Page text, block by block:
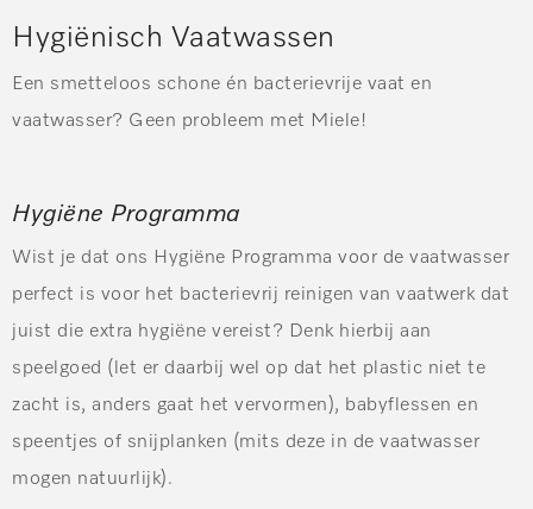
Hygiënisch Vaatwassen
Een smetteloos schone én bacterievrije vaat en
vaatwasser? Geen probleem met Miele!
Hygiëne Programma
Wist je dat ons Hygiëne Programma voor de vaatwasser
perfect is voor het bacterievrij reinigen van vaatwerk dat
juist die extra hygiëne vereist? Denk hierbij aan
speelgoed (let er daarbij wel op dat het plastic niet te
zacht is, anders gaat het vervormen), babyflessen en
speentjes of snijplanken (mits deze in de vaatwasser
mogen natuurlijk).